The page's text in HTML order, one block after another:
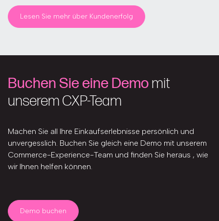
Lesen Sie mehr über Kundenerfolg
Buchen Sie eine Demomit
unserem CXP-Team
Machen Sie all Ihre Einkaufserlebnisse persönlich und
unvergesslich. Buchen Sie gleich eine Demo mit unserem
Commerce-Experience-Team und finden Sie heraus , wie
wir Ihnen helfen können.
Demo buchen